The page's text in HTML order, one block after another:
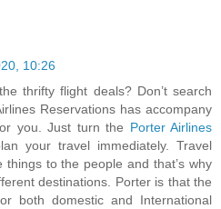
10:26
thrifty flight deals? Don’t search
Reservations has accompany
you. Just turn the Porter Airlines
your travel immediately. Travel
things to the people and that’s why
destinations. Porter is that the
both domestic and International